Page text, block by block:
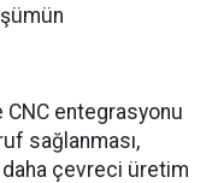
entegrasyonu
sağlanması,
daha çevreci üretim